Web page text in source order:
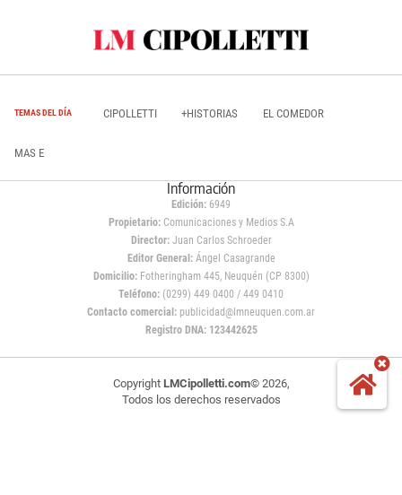
TEMAS DEL DÍA CIPOLLETTI +HISTORIAS EL COMEDOR
MAS E
Información
Edición: 6949
Propietario:Comunicaciones y Medios S.A
Director: Juan Carlos Schroeder
Editor General:Ángel Casagrande
Domicilio:Fotheringham 445, Neuquén (CP 8300)
Teléfono: (0299) 449 0400 / 449 0410
Contacto comercial: publicidad@lmneuquen.com.ar
Registro DNA: 123442625
Copyright LMCipolletti.com© 2026,
Todos los derechos reservados